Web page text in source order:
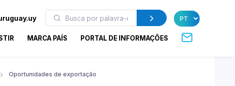
MARCA PAÍS PORTAL DE INFORMAÇÕES
Oportunidades de exportação